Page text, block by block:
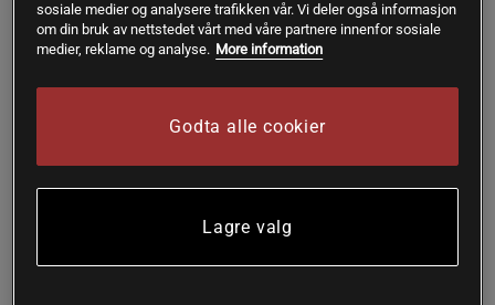
Slutt på lager. Motta en mail så snart produktet finnes på
7340145526939
sosiale medier og analysere trafikken vår. Vi deler også informasjon
om din bruk av nettstedet vårt med våre partnere innenfor sosiale
medier, reklame og analyse. More information
Godta alle cookier
Lagre valg